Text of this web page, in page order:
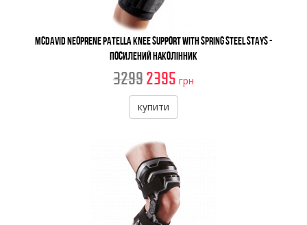
McDavid Neoprene Patella Knee Support With Spring Steel Stays -
Посилений наколінник
32992395 грн
купити